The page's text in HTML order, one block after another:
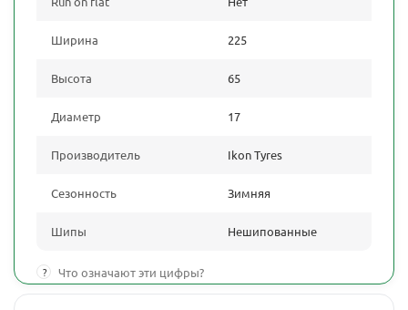
Ширина 225
Высота 65
Диаметр 17
Производитель Ikon Tyres
Сезонность Зимняя
Шипы Нешипованные
? Что означают эти цифры?